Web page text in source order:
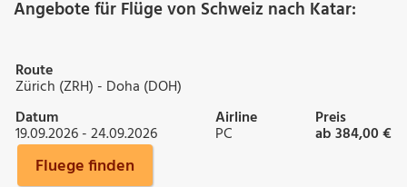
Angebote für Flüge von Schweiz nach Katar:
Route
Zürich (ZRH) - Doha (DOH)
Datum
19.09.2026 - 24.09.2026
Airline
PC
Preis
ab 384,00 €
Fluege finden